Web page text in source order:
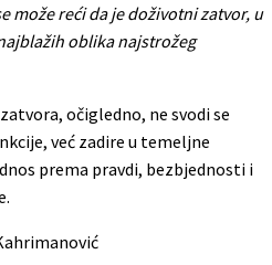
može reći da je doživotni zatvor, u
oblika najstrožeg
očigledno, ne svodi se
već zadire u temeljne
prema pravdi, bezbjednosti i